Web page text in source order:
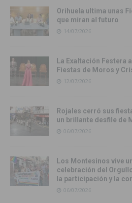
Orihuela ultima unas
que miran al futuro
14/07/2026
La Exaltación Festera
Fiestas de Moros y
12/07/2026
Rojales cerró sus
un brillante desfile de
06/07/2026
Los Montesinos vive
celebración del
la participación y la
06/07/2026